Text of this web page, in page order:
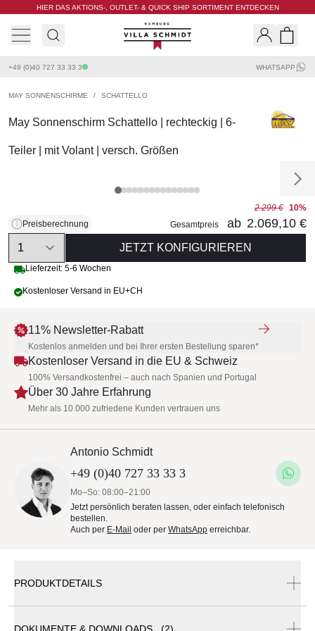
HIER DAS AKTIONS-, OUTLET- & QUICK SHIP SORTIMENT ENTDECKEN
Villa Schmidt
+49 (0)40 727 33 33 3 WHATSAPP
MAY SONNENSCHIRME / SCHATTELLO
May Sonnenschirm Schattello | rechteckig | 6-
Teiler | mit Volant | versch. Größen
Preisberechnung
2.299 € 10%
Gesamtpreis
ab 2.069,10 €
Quantity
JETZT KONFIGURIEREN
Lieferzeit: 5-6 Wochen
Kostenloser Versand in EU+CH
11% Newsletter-Rabatt
Kostenlos anmelden und bei Ihrer ersten Bestellung sparen*
Kostenloser Versand in die EU & Schweiz
100% Versandkostenfrei – auch nach Spanien und Portugal
Über 30 Jahre Erfahrung
Mehr als 10.000 zufriedene Kunden vertrauen uns
Antonio Schmidt
+49 (0)40 727 33 33 3
Mo–So: 08:00–21:00
Jetzt persönlich beraten lassen, oder einfach telefonisch
bestellen.
Auch per E-Mail oder per WhatsApp erreichbar.
PRODUKTDETAILS
DOKUMENTE & DOWNLOADS (2)